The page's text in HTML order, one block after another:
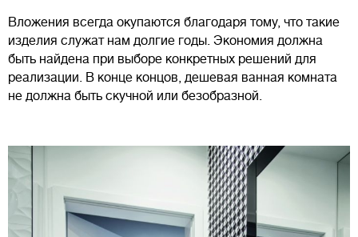
Вложения всегда окупаются благодаря тому, что такие
изделия служат нам долгие годы. Экономия должна
быть найдена при выборе конкретных решений для
реализации. В конце концов, дешевая ванная комната
не должна быть скучной или безобразной.